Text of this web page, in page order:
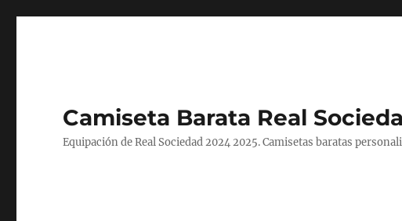
Camiseta Barata Real
Equipación de Real Sociedad 2024 2025. Camisetas baratas